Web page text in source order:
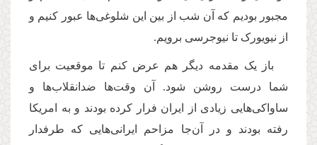
مجبور بودیم که آن شب از بین این شلوغی‌ها عبور کنیم و
از نیویورک تا نیوجرسی برویم.
باز یک مقدمه دیگر هم عرض کنم تا موقعیت برای
شما درست روشن شود. آن وقت‌ها ضدانقلاب‌ها و
ساواکی‌هایی زیادی از ایران فرار کرده بودند و به امریکا
رفته بودند و در آن‌جا مزاحم ایرانی‌هایی که طرفدار